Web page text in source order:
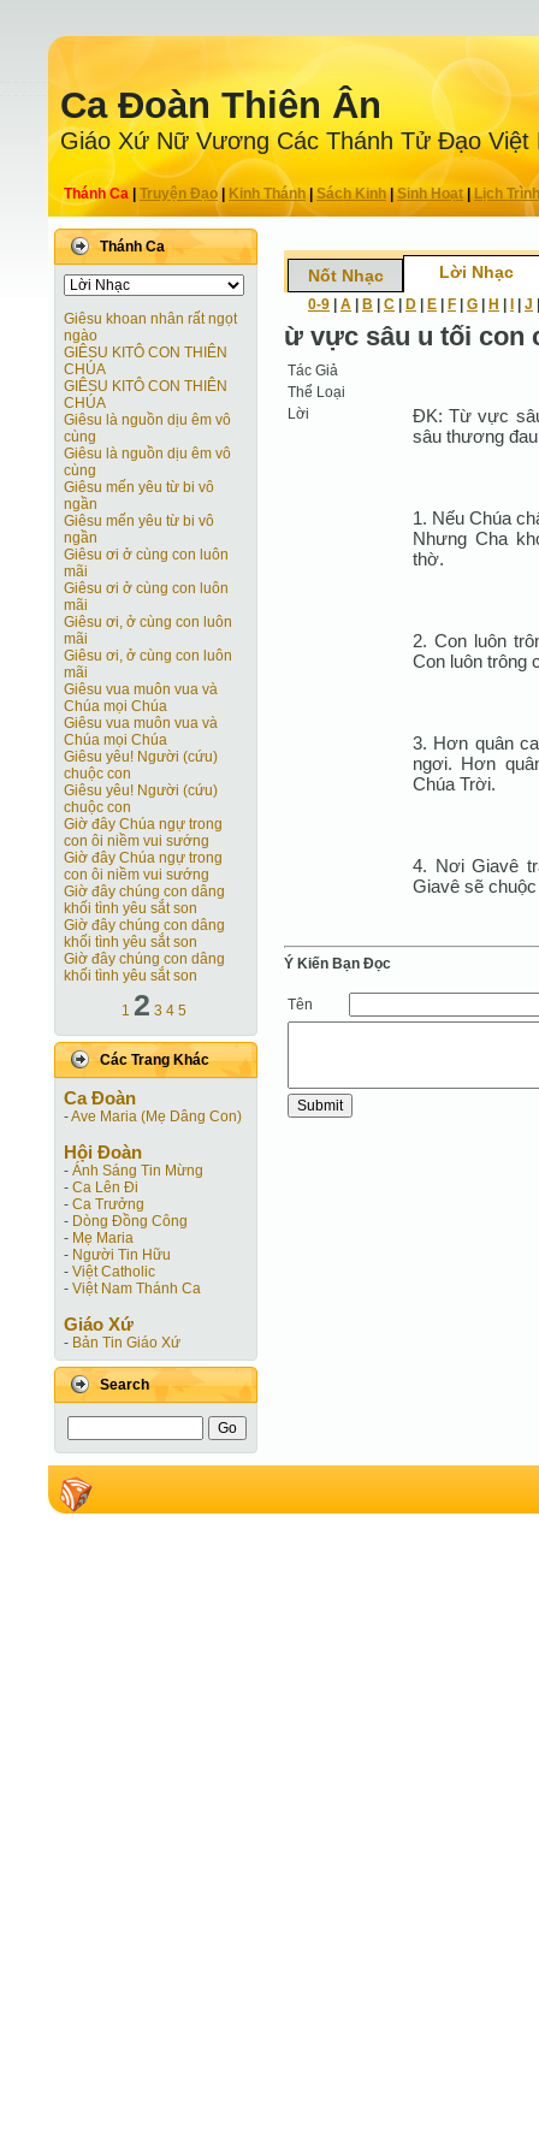
Ca Ðoàn Thiên Ân
Giáo Xứ Nữ Vương Các Thánh Tử Ðạo Việt
Thánh Ca Truyện Ðạo| Kinh Thánh Sách Kinh|Sinh Hoạt| Lịch Trình
Thánh Ca
Giêsu khoan nhân rất ngọt
ngào
GIÊSU KITÔ CON THIÊN
CHÚA
GIÊSU KITÔ CON THIÊN
CHÚA
Giêsu là nguồn dịu êm vô
cùng
Giêsu là nguồn dịu êm vô
cùng
Giêsu mến yêu từ bi vô
ngần
Giêsu mến yêu từ bi vô
ngần
Giêsu ơi ở cùng con luôn
mãi
Giêsu ơi ở cùng con luôn
mãi
Giêsu ơi, ở cùng con luôn
mãi
Giêsu ơi, ở cùng con luôn
mãi
Giêsu vua muôn vua và
Chúa mọi Chúa
Giêsu vua muôn vua và
Chúa mọi Chúa
Giêsu yêu! Người (cứu)
chuộc con
Giêsu yêu! Người (cứu)
chuộc con
Giờ đây Chúa ngự trong
con ôi niềm vui sướng
Giờ đây Chúa ngự trong
con ôi niềm vui sướng
Giờ đây chúng con dâng
khối tình yêu sắt son
Giờ đây chúng con dâng
khối tình yêu sắt son
Giờ đây chúng con dâng
khối tình yêu sắt son
1 2 3 4 5
Các Trang Khác
Ca Ðoàn
-Ave Maria (Mẹ Dâng Con)
Hội Ðoàn
- Ánh Sáng Tin Mừng
- Ca Lên Đi
- Ca Trưởng
- Dòng Đồng Công
- Mẹ Maria
- Người Tin Hữu
- Việt Catholic
- Việt Nam Thánh Ca
Giáo Xứ
- Bản Tin Giáo Xứ
Search
Nốt Nhạc Lời Nhạc
0-9 A B C D E F G H J
ừ vực sâu u tối con
Tác Giả
Thể Loại
Lời
ÐK: Từ vực
sâu thương
1. Nếu Chúa
Nhưng Cha
thờ.
2. Con luôn
Con luôn trông
3. Hơn quân
ngơi. Hơn
Chúa Trời.
4. Nơi Giavê
Giavê sẽ
Ý Kiến Bạn Ðọc
Tên